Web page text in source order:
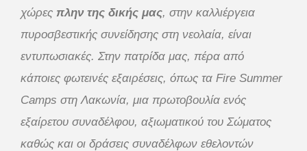
χώρες πλην της δικής μας, στην καλλιέργεια
πυροσβεστικής συνείδησης στη νεολαία, είναι
εντυπωσιακές. Στην πατρίδα μας, πέρα από
κάποιες φωτεινές εξαιρέσεις, όπως τα Fire Summer
Camps στη Λακωνία, μια πρωτοβουλία ενός
εξαίρετου συναδέλφου, αξιωματικού του Σώματος
καθώς και οι δράσεις συναδέλφων εθελοντών